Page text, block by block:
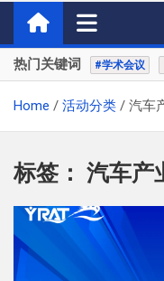
热门关键词 #学术会议
Home 活动分类 汽车
标签： 汽车产